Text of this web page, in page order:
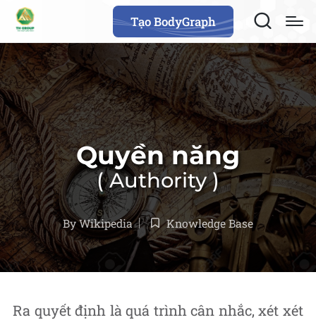
Tạo BodyGraph
Quyền năng
Authority
Posted
by
ByWikipedia
Posted
in
Knowledge Base
Ra quyết định là quá trình cân nhắc, xét xét